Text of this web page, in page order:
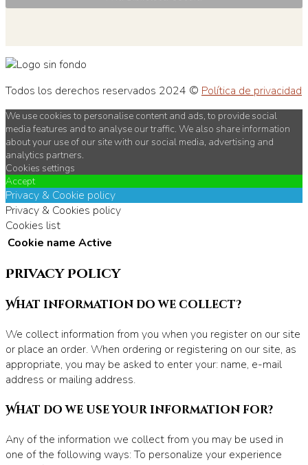
Todos los derechos reservados 2024 © Política de privacidad
We use cookies to personalise content and ads, to provide social
media features and to analyse our traffic. We also share information
about your use of our site with our social media, advertising and
analytics partners.
Cookies settings
Accept
Privacy & Cookie policy
Privacy & Cookies policy
Cookies list
Cookie name Active
Privacy Policy
What information do we collect?
We collect information from you when you register on our site
or place an order. When ordering or registering on our site, as
appropriate, you may be asked to enter your: name, e-mail
address or mailing address.
What do we use your information for?
Any of the information we collect from you may be used in
one of the following ways: To personalize your experience